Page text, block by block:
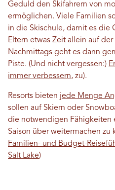
Geduld den Skifahrern von
ermöglichen. Viele Familien
in die Skischule, damit es die
Eltern etwas Zeit allein auf
Nachmittags geht es dann
Piste. (Und nicht vergessen:)
immer verbessern, zu).
Resorts bieten jede Menge
sollen auf Skiern oder
die notwendigen Fähigkeiten
Saison über weitermachen zu
Familien- und Budget-
Salt Lake)